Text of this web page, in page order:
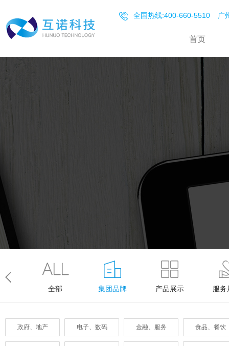
全国热线:400-660-5510 广
首页
全部 集团品牌 产品展示 服务
政府、地产 电子、数码 金融、服务 食品、餐饮